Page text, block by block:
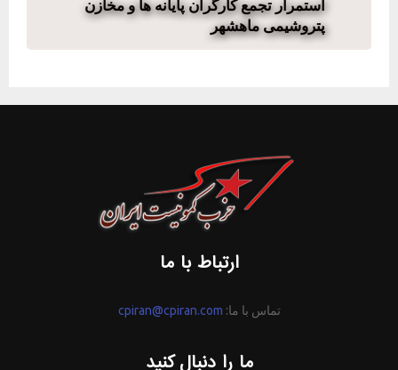
استمرار تجمع کارگران پایانه ها و مخازن
پتروشیمی ماهشهر
ارتباط با ما
تماس با ما: cpiran@cpiran.com
ما را دنبال کنید